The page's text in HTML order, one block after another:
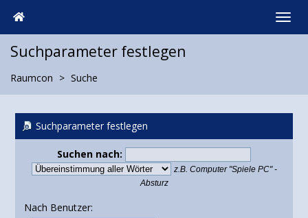
Suchparameter festlegen
Raumcon Suche
Suchparameter festlegen
Suchen nach:
z.B. Computer "Spiele PC" -
Absturz
Nach Benutzer: